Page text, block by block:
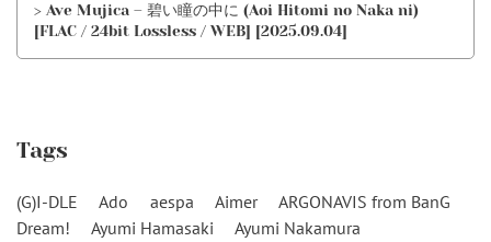
> Ave Mujica – 碧い瞳の中に (Aoi Hitomi no Naka ni)
[FLAC / 24bit Lossless / WEB] [2025.09.04]
Tags
(G)I-DLE Ado aespa Aimer
ARGONAVIS from BanG
Dream!
Ayumi Hamasaki
Ayumi Nakamura